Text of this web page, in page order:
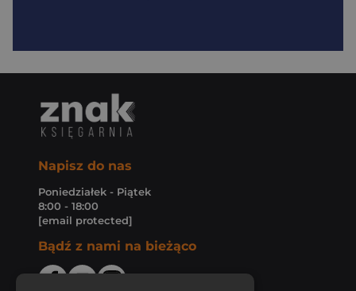
Napisz do nas
Poniedziałek - Piątek
8:00 - 18:00
[email protected]
Bądź z nami na bieżąco